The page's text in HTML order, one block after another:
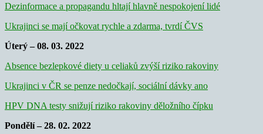
Dezinformace a propagandu hltají hlavně nespokojení lidé
Ukrajinci se mají očkovat rychle a zdarma, tvrdí ČVS
Úterý – 08. 03. 2022
Absence bezlepkové diety u celiaků zvýší riziko rakoviny
Ukrajinci v ČR se penze nedočkají, sociální dávky ano
HPV DNA testy snižují riziko rakoviny děložního čípku
Pondělí – 28. 02. 2022